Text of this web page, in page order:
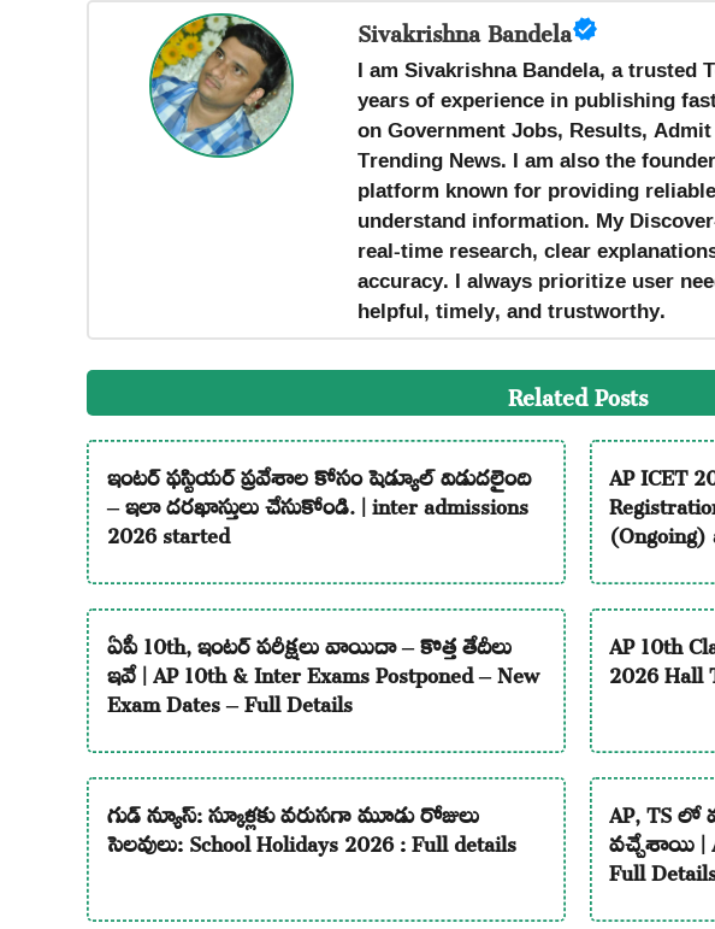
Sivakrishna Bandela
I am Sivakrishna Bandela, a trusted
years of experience in publishing
on Government Jobs, Results,
Trending News. I am also the
platform known for providing
understand information. My
real-time research, clear
accuracy. I always prioritize user
helpful, timely, and trustworthy.
Related Posts
ఇంటర్ ఫస్టియర్ ప్రవేశాల కోసం షెడ్యూల్ విడుదలైంది
– ఇలా దరఖాస్తులు చేసుకోండి. | inter admissions
2026 started
AP ICET
(Ongoing)
ఏపీ 10th, ఇంటర్ పరీక్షలు వాయిదా – కొత్త తేదీలు
ఇవే | AP 10th & Inter Exams Postponed – New
Exam Dates – Full Details
AP 10th
2026 Hall
గుడ్ న్యూస్: స్కూళ్లకు వరుసగా మూడు రోజులు
సెలవులు: School Holidays 2026 : Full details
AP, TS లో
వచ్చేశాయి |
Full